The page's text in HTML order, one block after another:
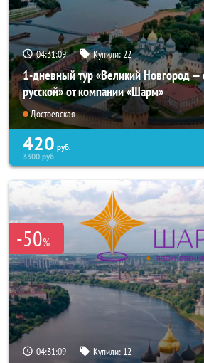
04:31:09 Купили: 22
1-дневный тур «Великий Новгород —
русской» от компании «Шарм»
Достоевская
420 руб.
3300руб.
-50%
04:31:09 Купили: 12